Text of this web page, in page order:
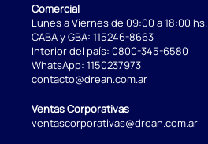
Comercial
Lunes a Viernes de 09:00 a 18:00 hs.
CABA y GBA: 115246-8663
Interior del país: 0800-345-6580
WhatsApp: 1150237973
contacto@drean.com.ar
Ventas Corporativas
ventascorporativas@drean.com.ar